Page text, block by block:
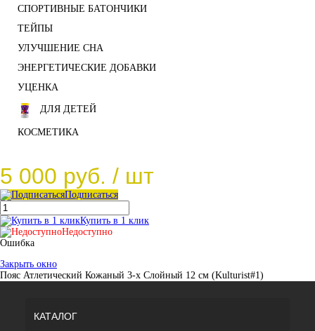
СПОРТИВНЫЕ БАТОНЧИКИ
ТЕЙПЫ
УЛУЧШЕНИЕ СНА
ЭНЕРГЕТИЧЕСКИЕ ДОБАВКИ
УЦЕНКА
ДЛЯ ДЕТЕЙ
КОСМЕТИКА
5 000 руб. / шт
Подписаться
Купить в 1 клик
Недоступно
Ошибка
Закрыть окно
Пояс Атлетический Кожаный 3-х Слойный 12 см (Kulturist#1)
КАТАЛОГ